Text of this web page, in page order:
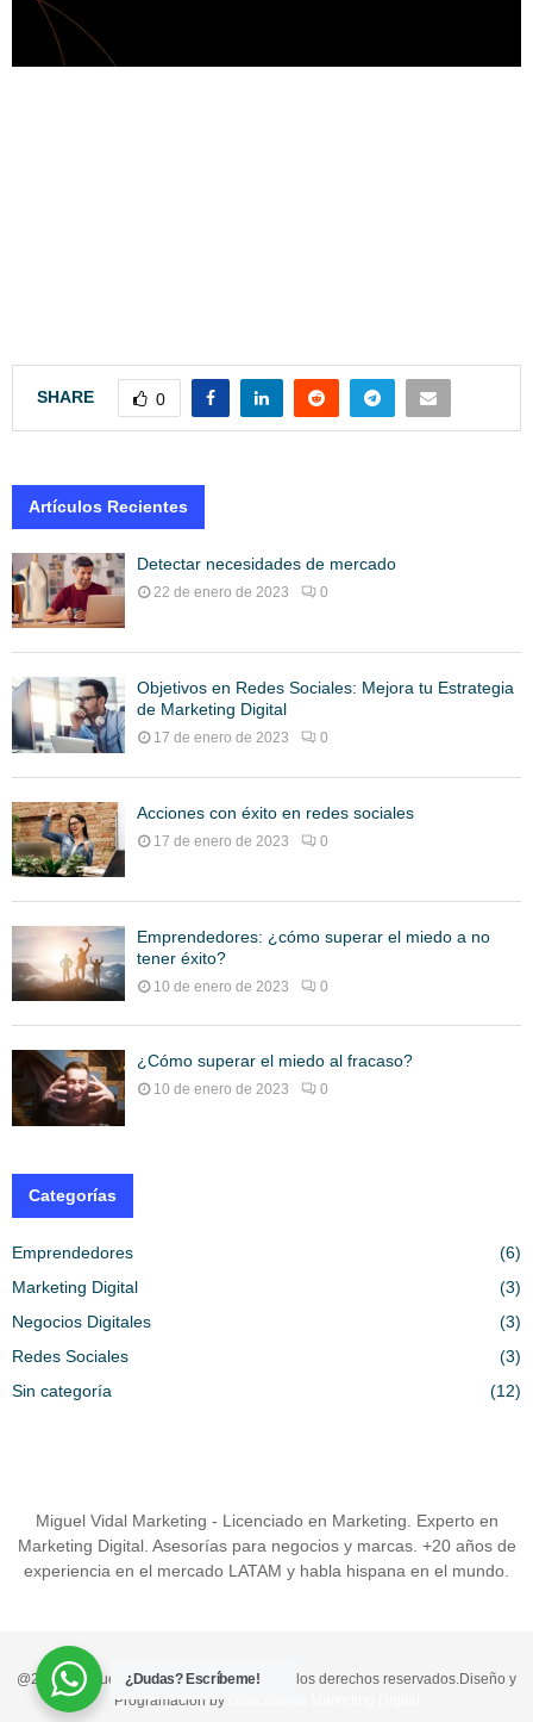
SHARE 0
Artículos Recientes
Detectar necesidades de mercado
22 de enero de 2023 0
Objetivos en Redes Sociales: Mejora tu Estrategia
de Marketing Digital
17 de enero de 2023 0
Acciones con éxito en redes sociales
17 de enero de 2023 0
Emprendedores: ¿cómo superar el miedo a no
tener éxito?
10 de enero de 2023 0
¿Cómo superar el miedo al fracaso?
10 de enero de 2023 0
Categorías
Emprendedores
(6)
Marketing Digital
(3)
Negocios Digitales
(3)
Redes Sociales
(3)
Sin categoría
(12)
Miguel Vidal Marketing - Licenciado en Marketing. Experto en
Marketing Digital. Asesorías para negocios y marcas. +20 años de
experiencia en el mercado LATAM y habla hispana en el mundo.
@2024 - miguelvidalmarketing.com. Todos los derechos reservados.Diseño y
Programación by
¿Dudas? Escríbeme!